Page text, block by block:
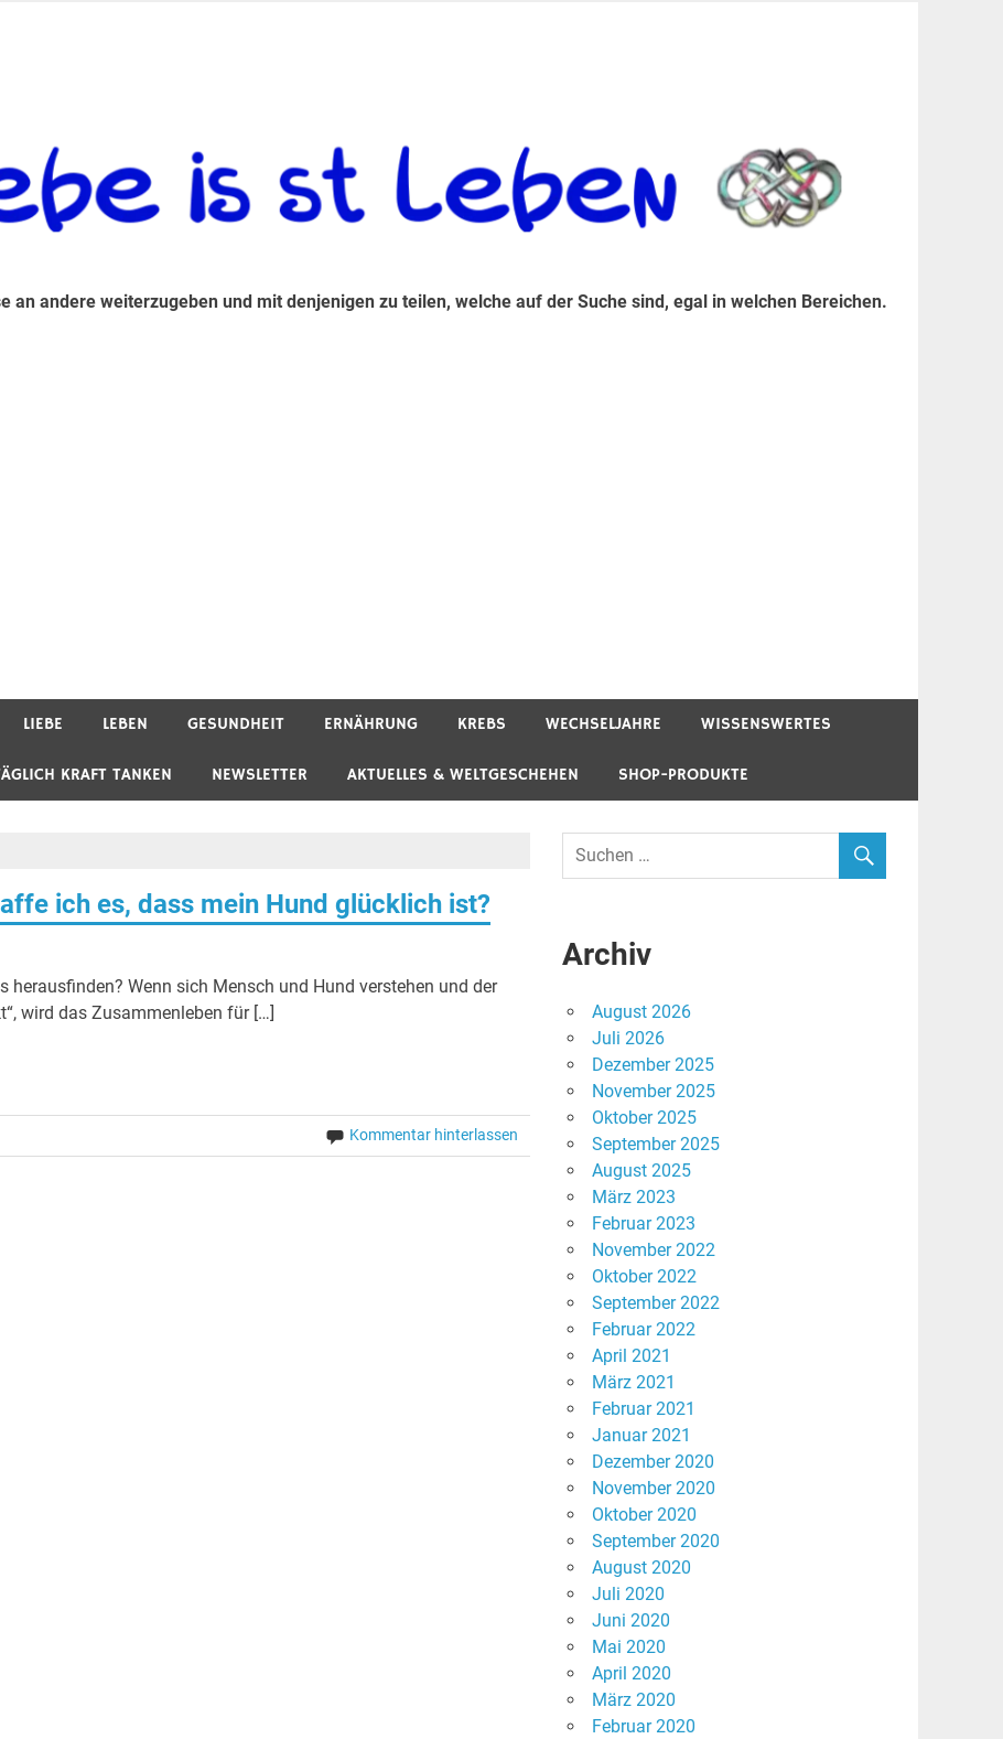
an andere weiterzugeben und mit denjenigen zu teilen, welche auf der Suche sind, egal in welchen Bereichen.
LIEBE LEBEN GESUNDHEIT ERNÄHRUNG KREBS WECHSELJAHRE WISSENSWERTES
KRAFT TANKEN NEWSLETTER AKTUELLES & WELTGESCHEHEN SHOP-PRODUKTE
ich es, dass mein Hund glücklich ist?
herausfinden? Wenn sich Mensch und Hund verstehen und der
wird das Zusammenleben für […]
Kommentar hinterlassen
Archiv
August 2026
Juli 2026
Dezember 2025
November 2025
Oktober 2025
September 2025
August 2025
März 2023
Februar 2023
November 2022
Oktober 2022
September 2022
Februar 2022
April 2021
März 2021
Februar 2021
Januar 2021
Dezember 2020
November 2020
Oktober 2020
September 2020
August 2020
Juli 2020
Juni 2020
Mai 2020
April 2020
März 2020
Februar 2020